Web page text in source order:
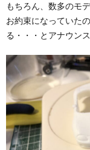
もちろん、数多のモ
お約束になっていた
る・・・とアナウン